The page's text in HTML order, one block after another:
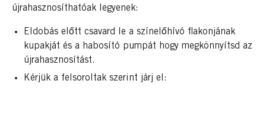
újrahasznosíthatóak legyenek:
Eldobás előtt csavard le a színelőhívó flakonjának
kupakját és a habosító pumpát hogy megkönnyítsd az
újrahasznosítást.
Kérjük a felsoroltak szerint járj el: